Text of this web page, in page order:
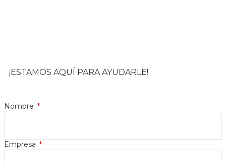
¡ESTAMOS AQUÍ PARA AYUDARLE!
Nombre
Empresa